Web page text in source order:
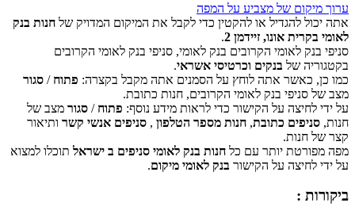
‏דף זה לא יכול לטעון את מפות Google כראוי.
האם האתר הזה בבעלותך? אישור
ערוך מיקום של מצביע על המפה
אתה יכול להגדיל או להקטין כדי לקבל את המיקום המדויק של חנות בנק
לאומי בקרית אונו, זיידמן 2
.
סניפי בנק לאומי הקרובים בנק לאומי, סניפי בנק לאומי הקרובים
בקטגוריה של בנקים וכרטיסי אשראי.
כמו כן, כאשר אתה לוחץ על הסמנים אתה מקבל בקצרה: פתוח / סגור
מצב של סניפי בנק לאומי הקרובים, חנות כתובת.
על ידי לחיצה על הקישור כדי לראות מידע נוסף: פתוח / סגור מצב של
חנות, סניפים כתובת, חנות מספר הטלפון , סניפים אנשי קשר ותיאור
קצר של חנות.
מפה מפורטת יותר עם כל חנות בנק לאומי סניפים ב ישראל תוכלו למצוא
על ידי לחיצה על הקישור בנק לאומי מיקום.
ביקורות :